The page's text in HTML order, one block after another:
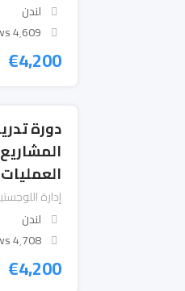
لندن
4٬609 Views
€4,200
دورة
إدارة
لندن
4٬708 Views
€4,200